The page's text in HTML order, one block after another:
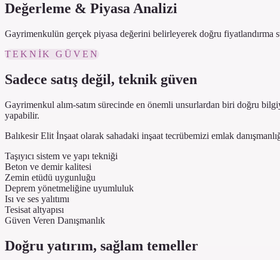
Değerleme & Piyasa Analizi
Gayrimenkulün gerçek piyasa değerini belirleyerek doğru fiyatlandırma
TEKNIK GÜVEN
Sadece satış değil, teknik güven
Gayrimenkul alım-satım sürecinde en önemli unsurlardan biri doğru
yapabilir.
Balıkesir Elit İnşaat olarak sahadaki inşaat tecrübemizi emlak
Taşıyıcı sistem ve yapı tekniği
Beton ve demir kalitesi
Zemin etüdü uygunluğu
Deprem yönetmeliğine uyumluluk
Isı ve ses yalıtımı
Tesisat altyapısı
Güven Veren Danışmanlık
Doğru yatırım, sağlam temeller